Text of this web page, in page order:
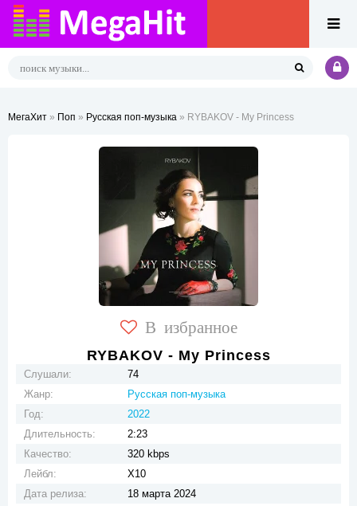
МегаХит » Поп » Русская поп-музыка » RYBAKOV - My Princess
В избранное
RYBAKOV - My Princess
Слушали:
74
Жанр:
Русская поп-музыка
Год:
2022
Длительность:
2:23
Качество:
320 kbps
Лейбл:
X10
Дата релиза:
18 марта 2024